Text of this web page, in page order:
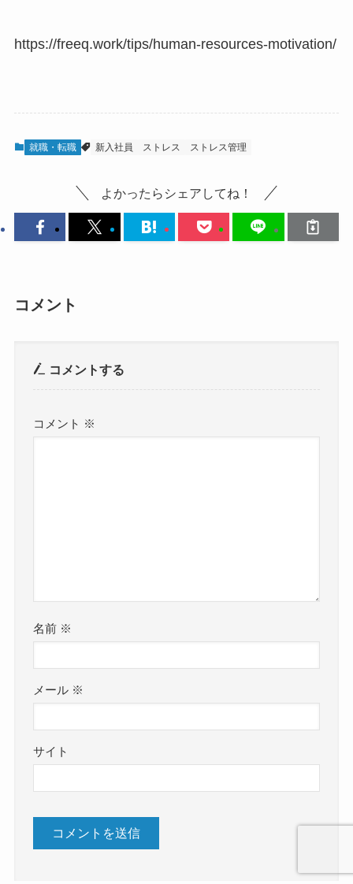
https://freeq.work/tips/human-resources-motivation/
就職・転職 新入社員 ストレス ストレス管理
よかったらシェアしてね！
コメント
コメントする
コメント ※
名前 ※
メール ※
サイト